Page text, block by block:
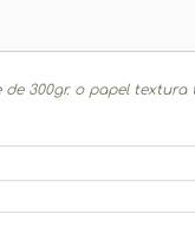
300gr. o papel textura